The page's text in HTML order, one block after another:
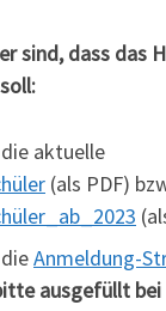
sind, dass das
aktuelle
(als PDF)
Anmeldung-
ausgefüllt